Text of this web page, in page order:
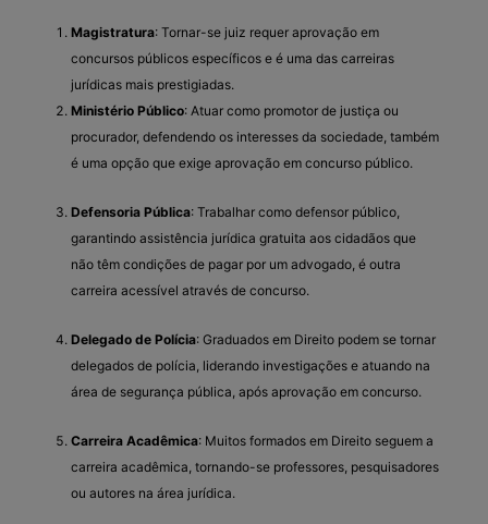
Magistratura: Tornar-se juiz requer aprovação em
concursos públicos específicos e é uma das carreiras
jurídicas mais prestigiadas.
Ministério Público: Atuar como promotor de justiça ou
procurador, defendendo os interesses da sociedade, também
é uma opção que exige aprovação em concurso público.
Defensoria Pública: Trabalhar como defensor público,
garantindo assistência jurídica gratuita aos cidadãos que
não têm condições de pagar por um advogado, é outra
carreira acessível através de concurso.
Delegado de Polícia: Graduados em Direito podem se tornar
delegados de polícia, liderando investigações e atuando na
área de segurança pública, após aprovação em concurso.
Carreira Acadêmica: Muitos formados em Direito seguem a
carreira acadêmica, tornando-se professores, pesquisadores
ou autores na área jurídica.